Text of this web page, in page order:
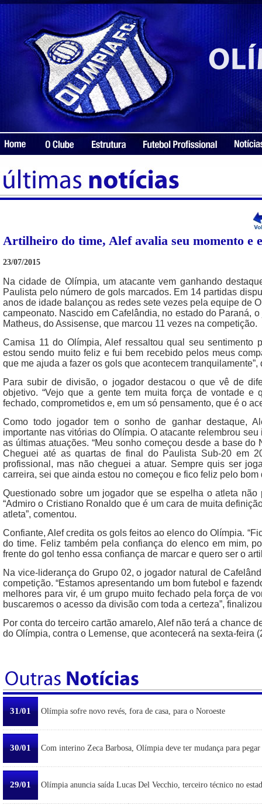
Artilheiro do time, Alef avalia seu momento e
23/07/2015
Na cidade de Olímpia, um atacante vem ganhando
Paulista pelo número de gols marcados. Em 14 partidas
anos de idade balançou as redes sete vezes pela equipe de
campeonato. Nascido em Cafelândia, no estado do Paraná,
Matheus, do Assisense, que marcou 11 vezes na competição.
Camisa 11 do Olímpia, Alef ressaltou qual seu sentimento
estou sendo muito feliz e fui bem recebido pelos meus
que me ajuda a fazer os gols que acontecem tranquilamente”,
Para subir de divisão, o jogador destacou o que vê de
objetivo. “Vejo que a gente tem muita força de vontade e
fechado, comprometidos e, em um só pensamento, que é o
Como todo jogador tem o sonho de ganhar destaque,
importante nas vitórias do Olímpia. O atacante relembrou
as últimas atuações. “Meu sonho começou desde a base
Cheguei até as quartas de final do Paulista Sub-20 em
profissional, mas não cheguei a atuar. Sempre quis ser
carreira, sei que ainda estou no começou e fico feliz pelo
Questionado sobre um jogador que se espelha o atleta
“Admiro o Cristiano Ronaldo que é um cara de muita
atleta”, comentou.
Confiante, Alef credita os gols feitos ao elenco do Olímpia.
do time. Feliz também pela confiança do elenco em mim,
frente do gol tenho essa confiança de marcar e quero ser o
Na vice-liderança do Grupo 02, o jogador natural de
competição. “Estamos apresentando um bom futebol e
melhores para vir, é um grupo muito fechado pela força de
buscaremos o acesso da divisão com toda a certeza”,
Por conta do terceiro cartão amarelo, Alef não terá a chance
do Olímpia, contra o Lemense, que acontecerá na sexta-feira
31/01 Olímpia sofre novo revés, fora de casa, para o Noroeste
30/01 Com interino Zeca Barbosa, Olímpia deve ter mudança para pegar
29/01 Olímpia anuncia saída Lucas Del Vecchio, terceiro técnico no